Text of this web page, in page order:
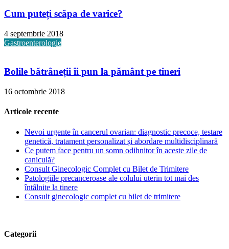
Cum puteți scăpa de varice?
4 septembrie 2018
Gastroenterologie
Bolile bătrâneții îi pun la pământ pe tineri
16 octombrie 2018
Articole recente
Nevoi urgente în cancerul ovarian: diagnostic precoce, testare
genetică, tratament personalizat și abordare multidisciplinară
Ce putem face pentru un somn odihnitor în aceste zile de
caniculă?
Consult Ginecologic Complet cu Bilet de Trimitere
Patologiile precanceroase ale colului uterin tot mai des
întâlnite la tinere
Consult ginecologic complet cu bilet de trimitere
Categorii